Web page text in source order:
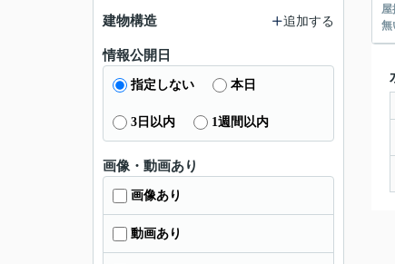
屋
建物構造 追加する
情報公開日
指定しない 本日
3日以内 1週間以内
画像・動画あり
画像あり
動画あり